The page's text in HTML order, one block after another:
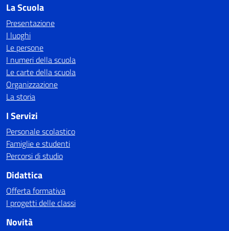
La Scuola
Presentazione
I luoghi
Le persone
I numeri della scuola
Le carte della scuola
Organizzazione
La storia
I Servizi
Personale scolastico
Famiglie e studenti
Percorsi di studio
Didattica
Offerta formativa
I progetti delle classi
Novità